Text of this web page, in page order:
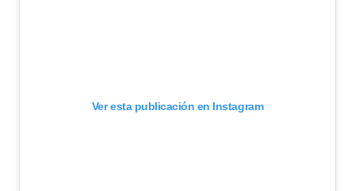
Ver esta publicación en Instagram